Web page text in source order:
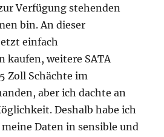
Verfügung stehenden
bin. An dieser
einfach
kaufen, weitere SATA
Zoll Schächte im
aber ich dachte an
Deshalb habe ich
Daten in sensible und